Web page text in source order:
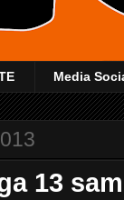
Media
13